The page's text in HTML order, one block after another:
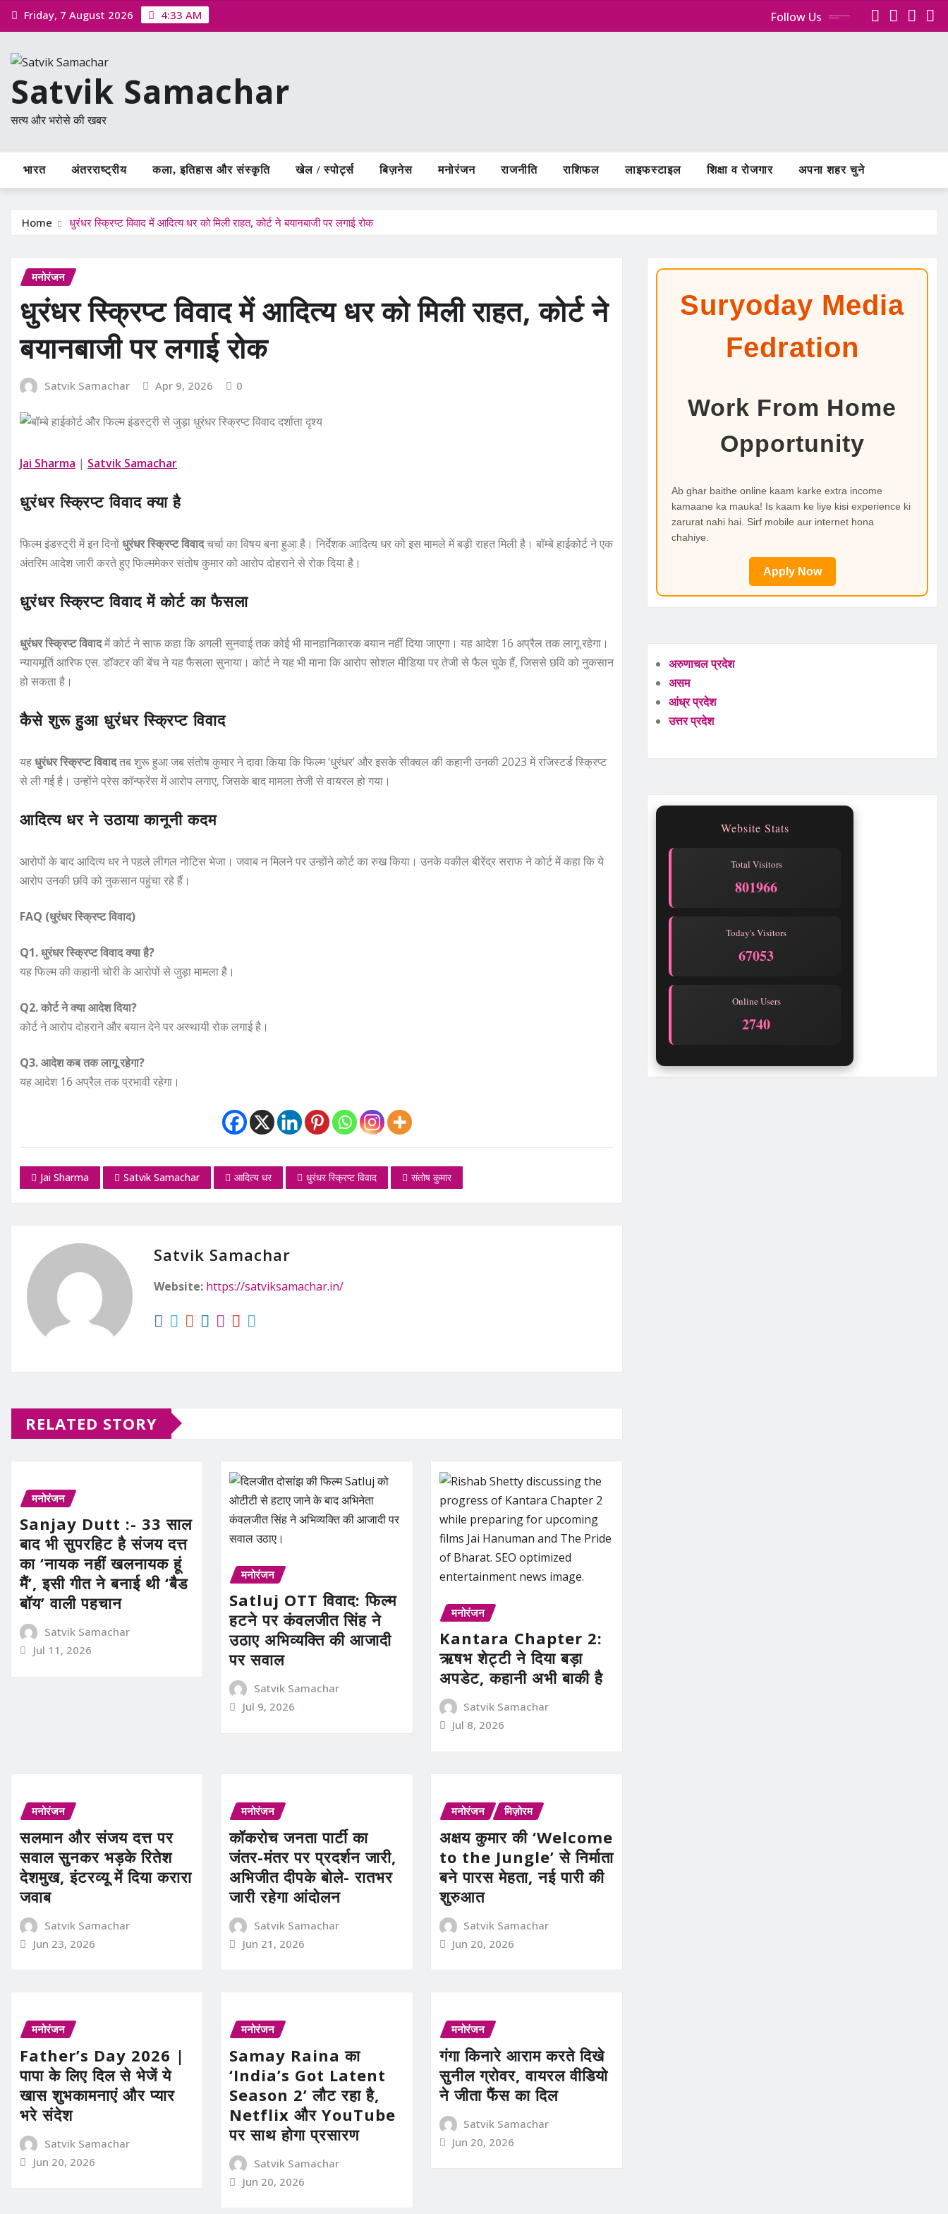
Skip Friday, 7 August 2026 4:33 AM Follow Us
Satvik Samachar
सत्य और भरोसे की खबर
भारत अंतरराष्ट्रीय कला, इतिहास और संस्कृति खेल / स्पोर्ट्स बिज़नेस मनोरंजन राजनीति राशिफल लाइफस्टाइल शिक्षा व रोजगार अपना शहर चुने
Home धुरंधर स्क्रिप्ट विवाद में आदित्य धर को मिली राहत, कोर्ट ने बयानबाजी पर लगाई रोक
मनोरंजन
धुरंधर स्क्रिप्ट विवाद में आदित्य धर को मिली राहत, कोर्ट ने
बयानबाजी पर लगाई रोक
Satvik Samachar Apr 9, 2026 0
Jai Sharma | Satvik Samachar
धुरंधर स्क्रिप्ट विवाद क्या है
फिल्म इंडस्ट्री में इन दिनोंधुरंधर स्क्रिप्ट विवादचर्चा का विषय बना हुआ है। निर्देशक आदित्य धर को इस मामले में बड़ी राहत मिली है। बॉम्बे हाईकोर्ट ने एक
अंतरिम आदेश जारी करते हुए फिल्ममेकर संतोष कुमार को आरोप दोहराने से रोक दिया है।
धुरंधर स्क्रिप्ट विवाद में कोर्ट का फैसला
धुरंधर स्क्रिप्ट विवादमें कोर्ट ने साफ कहा कि अगली सुनवाई तक कोई भी मानहानिकारक बयान नहीं दिया जाएगा। यह आदेश 16 अप्रैल तक लागू रहेगा।
न्यायमूर्ति आरिफ एस. डॉक्टर की बेंच ने यह फैसला सुनाया। कोर्ट ने यह भी माना कि आरोप सोशल मीडिया पर तेजी से फैल चुके हैं, जिससे छवि को नुकसान
हो सकता है।
कैसे शुरू हुआ धुरंधर स्क्रिप्ट विवाद
यहधुरंधर स्क्रिप्ट विवादतब शुरू हुआ जब संतोष कुमार ने दावा किया कि फिल्म ‘धुरंधर’ और इसके सीक्वल की कहानी उनकी 2023 में रजिस्टर्ड स्क्रिप्ट
से ली गई है। उन्होंने प्रेस कॉन्फ्रेंस में आरोप लगाए, जिसके बाद मामला तेजी से वायरल हो गया।
आदित्य धर ने उठाया कानूनी कदम
आरोपों के बाद आदित्य धर ने पहले लीगल नोटिस भेजा। जवाब न मिलने पर उन्होंने कोर्ट का रुख किया। उनके वकील बीरेंद्र सराफ ने कोर्ट में कहा कि ये
आरोप उनकी छवि को नुकसान पहुंचा रहे हैं।
FAQ (धुरंधर स्क्रिप्ट विवाद)
Q1. धुरंधर स्क्रिप्ट विवाद क्या है?
यह फिल्म की कहानी चोरी के आरोपों से जुड़ा मामला है।
Q2. कोर्ट ने क्या आदेश दिया?
कोर्ट ने आरोप दोहराने और बयान देने पर अस्थायी रोक लगाई है।
Q3. आदेश कब तक लागू रहेगा?
यह आदेश 16 अप्रैल तक प्रभावी रहेगा।
Jai Sharma Satvik Samachar आदित्य धर धुरंधर स्क्रिप्ट विवाद संतोष कुमार
Satvik Samachar
Website: https://satviksamachar.in/
RELATED STORY
मनोरंजन
Sanjay Dutt :- 33 साल
बाद भी सुपरहिट है संजय दत्त
का ‘नायक नहीं खलनायक हूं
मैं’, इसी गीत ने बनाई थी ‘बैड
बॉय’ वाली पहचान
Satvik Samachar
Jul 11, 2026
मनोरंजन
Satluj OTT विवाद: फिल्म
हटने पर कंवलजीत सिंह ने
उठाए अभिव्यक्ति की आजादी
पर सवाल
Satvik Samachar
Jul 9, 2026
मनोरंजन
Kantara Chapter 2:
ऋषभ शेट्टी ने दिया बड़ा
अपडेट, कहानी अभी बाकी है
Satvik Samachar
Jul 8, 2026
मनोरंजन
सलमान और संजय दत्त पर
सवाल सुनकर भड़के रितेश
देशमुख, इंटरव्यू में दिया करारा
जवाब
Satvik Samachar
Jun 23, 2026
मनोरंजन
कॉकरोच जनता पार्टी का
जंतर-मंतर पर प्रदर्शन जारी,
अभिजीत दीपके बोले- रातभर
जारी रहेगा आंदोलन
Satvik Samachar
Jun 21, 2026
मनोरंजन मिज़ोरम
अक्षय कुमार की ‘Welcome
to the Jungle’ से निर्माता
बने पारस मेहता, नई पारी की
शुरुआत
Satvik Samachar
Jun 20, 2026
मनोरंजन
Father’s Day 2026 |
पापा के लिए दिल से भेजें ये
खास शुभकामनाएं और प्यार
भरे संदेश
Satvik Samachar
Jun 20, 2026
मनोरंजन
Samay Raina का
‘India’s Got Latent
Season 2’ लौट रहा है,
Netflix और YouTube
पर साथ होगा प्रसारण
Satvik Samachar
Jun 20, 2026
मनोरंजन
गंगा किनारे आराम करते दिखे
सुनील ग्रोवर, वायरल वीडियो
ने जीता फैंस का दिल
Satvik Samachar
Jun 20, 2026
Suryoday Media
Fedration
Work From Home
Opportunity
Ab ghar baithe online kaam karke extra income
kamaane ka mauka! Is kaam ke liye kisi experience ki
zarurat nahi hai. Sirf mobile aur internet hona
chahiye.
Apply Now
अरुणाचल प्रदेश
असम
आंध्र प्रदेश
उत्तर प्रदेश
Website Stats
Total Visitors
801966
Today's Visitors
67053
Online Users
2740